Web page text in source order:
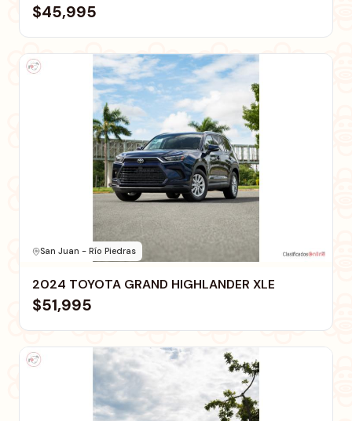
$45,995
San Juan - Río Piedras
2024 TOYOTA GRAND HIGHLANDER XLE
$51,995